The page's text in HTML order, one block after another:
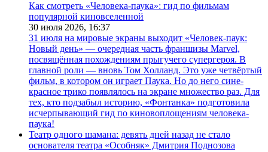
Как смотреть «Человека-паука»: гид по фильмам
популярной киновселенной
30 июля 2026, 16:37
31 июля на мировые экраны выходит «Человек-паук:
Новый день» — очередная часть франшизы Marvel,
посвящённая похождениям прыгучего супергероя. В
главной роли — вновь Том Холланд. Это уже четвёртый
фильм, в котором он играет Паука. Но до него сине-
красное трико появлялось на экране множество раз. Для
тех, кто подзабыл историю, «Фонтанка» подготовила
исчерпывающий гид по киновоплощениям человека-
паука!
Театр одного шамана: девять дней назад не стало
основателя театра «Особняк» Дмитрия Поднозова